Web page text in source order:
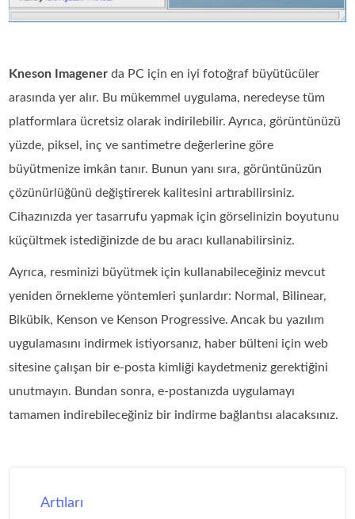
Kneson Imagener da PC için en iyi fotoğraf büyütücüler
arasında yer alır. Bu mükemmel uygulama, neredeyse tüm
platformlara ücretsiz olarak indirilebilir. Ayrıca, görüntünüzü
yüzde, piksel, inç ve santimetre değerlerine göre
büyütmenize imkân tanır. Bunun yanı sıra, görüntünüzün
çözünürlüğünü değiştirerek kalitesini artırabilirsiniz.
Cihazınızda yer tasarrufu yapmak için görselinizin boyutunu
küçültmek istediğinizde de bu aracı kullanabilirsiniz.
Ayrıca, resminizi büyütmek için kullanabileceğiniz mevcut
yeniden örnekleme yöntemleri şunlardır: Normal, Bilinear,
Bikübik, Kenson ve Kenson Progressive. Ancak bu yazılım
uygulamasını indirmek istiyorsanız, haber bülteni için web
sitesine çalışan bir e-posta kimliği kaydetmeniz gerektiğini
unutmayın. Bundan sonra, e-postanızda uygulamayı
tamamen indirebileceğiniz bir indirme bağlantısı alacaksınız.
Artıları